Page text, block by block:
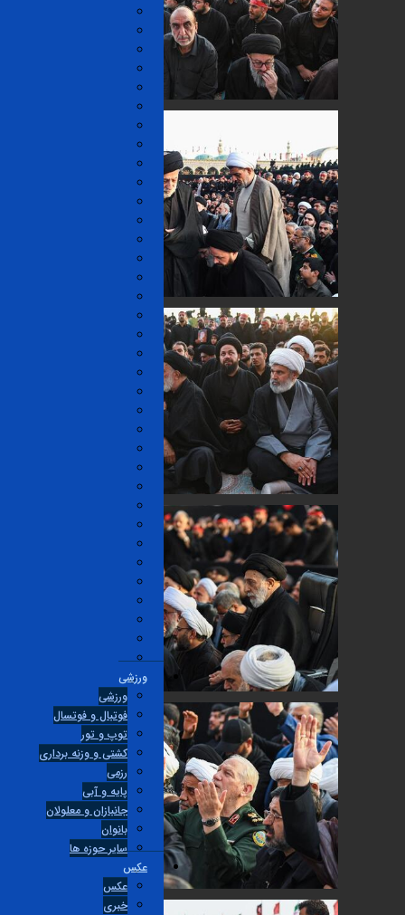
ورزشی
ورزشی
فوتبال و فوتسال
توپ و تور
کشتی و وزنه برداری
پایه و آبی
جانبازان و معلولان
بانوان
ساير حوزه ها
عکس
عکس
خبری